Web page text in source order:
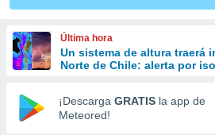
y
forma
digital
basada
Última hora
Un sistema de altura traerá
Norte de Chile: alerta por
¡Descarga GRATIS la app de
Meteored!